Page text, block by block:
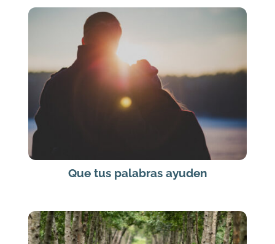
Que tus palabras ayuden